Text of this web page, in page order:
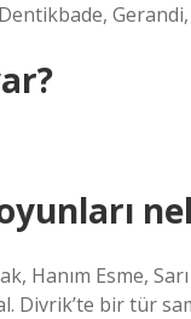
Hanım Esme,
Divrik’te bir tür